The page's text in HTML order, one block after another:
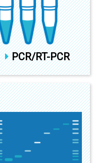
PCR/RT-PCR